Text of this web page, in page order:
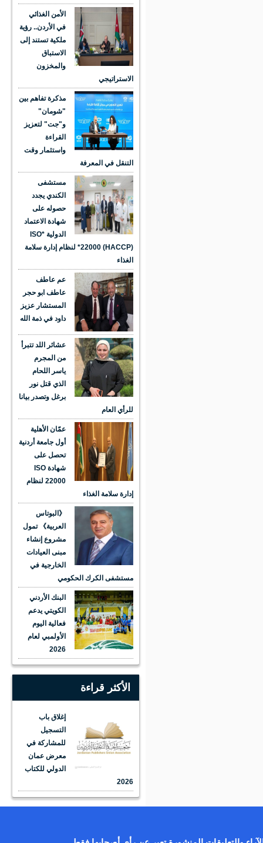
الأمن الغذائي
في الأردن.. رؤية
ملكية تستند إلى
الاستباق
والمخزون
الاستراتيجي
مذكرة تفاهم بين
"شومان"
و"جت" لتعزيز
القراءة
واستثمار وقت
التنقل في المعرفة
مستشفى
الكندي يجدد
حصوله على
شهادة الاعتماد
الدولية *ISO
22000 (HACCP)* لنظام إدارة سلامة
الغذاء
عم عاطف
عاطف ابو حجر
المستشار عزيز
داود في ذمة الله
عشائر اللد تتبرأ
من المجرم
ياسر اللحام
الذي قتل نور
برغل وتصدر بيانا
للرأي العام
عمّان الأهلية
أول جامعة أردنية
تحصل على
شهادة ISO
22000 لنظام
إدارة سلامة الغذاء
《البوتاس
العربية》 تمول
مشروع إنشاء
مبنى العيادات
الخارجية في
مستشفى الكرك الحكومي
البنك الأردني
الكويتي يدعم
فعالية اليوم
الأولمبي لعام
2026
الأكثر قراءة
إغلاق باب
التسجيل
للمشاركة في
معرض عمان
الدولي للكتاب
2026